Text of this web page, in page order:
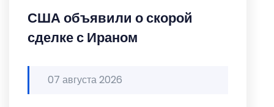
США объявили о скорой
сделке с Ираном
07 августа 2026